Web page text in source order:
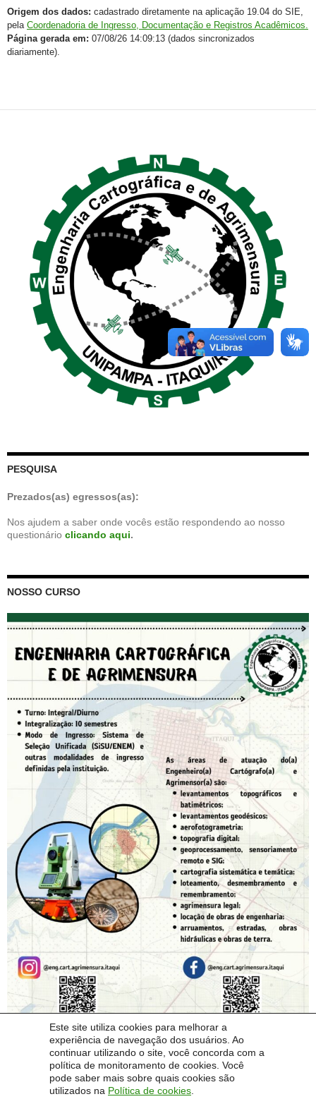
Este site utiliza cookies para melhorar a
experiência de navegação dos usuários. Ao
continuar utilizando o site, você concorda com a
política de monitoramento de cookies. Você
pode saber mais sobre quais cookies são
utilizados na Política de cookies
Origem dos dados: cadastrado diretamente na aplicação 19.04 do SIE,
pela Coordenadoria de Ingresso, Documentação e Registros Acadêmicos.
Página gerada em: 07/08/26 14:09:13 (dados sincronizados
diariamente).
PESQUISA
Prezados(as) egressos(as):
Nos ajudem a saber onde vocês estão respondendo ao nosso
questionário clicando aqui.
NOSSO CURSO